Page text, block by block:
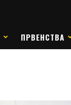
ПРВЕНСТВА